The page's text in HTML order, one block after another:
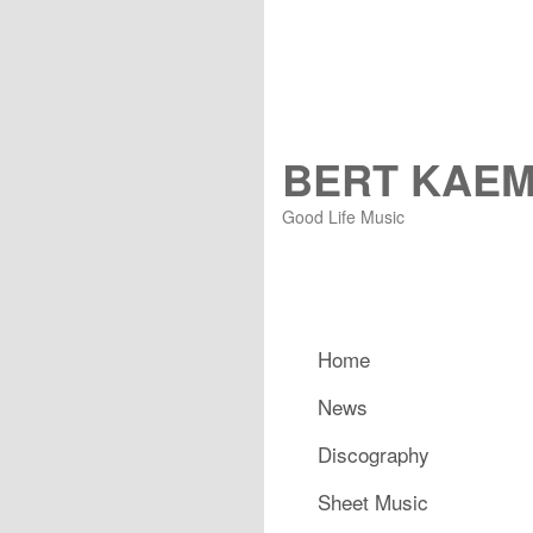
BERT
Good Life Music
HauptmenüZum primären Inhalt springen
Zum sekundären Inhalt
Home
News
Discography
Sheet Music